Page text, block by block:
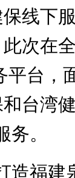
线下
次在
平台，
台湾
。
福建